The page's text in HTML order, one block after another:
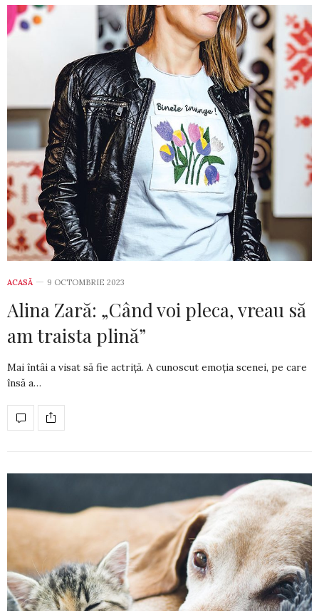
ACASĂ 9 OCTOMBRIE 2023
Alina Zară: „Când voi pleca, vreau să
am traista plină”
Mai întâi a visat să fie actriță. A cunoscut emoția scenei, pe care
însă a…